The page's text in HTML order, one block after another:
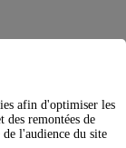
des appareils
les
afin d'optimiser les
des remontées de
de l'audience du site